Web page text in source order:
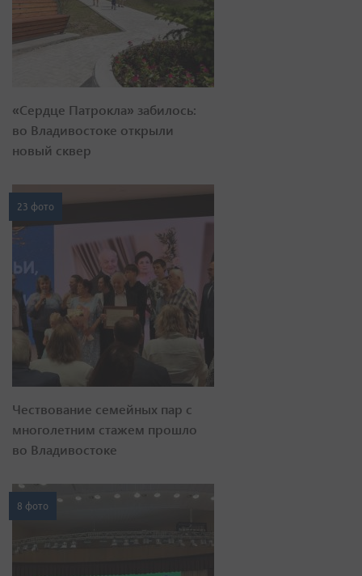
«Сердце Патрокла» забилось:
во Владивостоке открыли
новый сквер
23 фото
Чествование семейных пар с
многолетним стажем прошло
во Владивостоке
8 фото